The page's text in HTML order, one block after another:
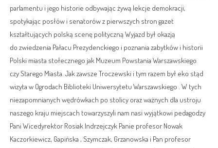
parlamentu i jego historie odbywając żywą lekcje demokracji,
spotykając posłów i senatorów z pierwszych stron gazet
kształtujących polską scenę polityczną Wyjazd był okazją
do zwiedzenia Pałacu Prezydenckiego i poznania zabytków i historii
Polski miasta stołecznego jak Muzeum Powstania Warszawskiego
czy Starego Miasta. Jak zawsze Troczewski i tym razem był eko stąd
wizyta w Ogrodach Biblioteki Uniwersytetu Warszawskiego . W tych
niezapomnianych wędrówkach po stolicy oraz ważnych dla ustroju
naszego kraju miejscach towarzyszyli nam nasi wyjątkowi pedagodzy
Pani Wicedyrektor Rosiak Indrzejczyk Panie profesor Nowak
Kaczorkiewicz, Gapińska , Szymczak, Grzanowska i Pan profesor